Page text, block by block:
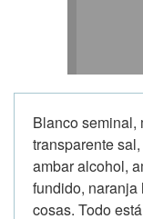
Blanco seminal,
transparente
ambar alcohol,
fundido, naranja
cosas. Todo